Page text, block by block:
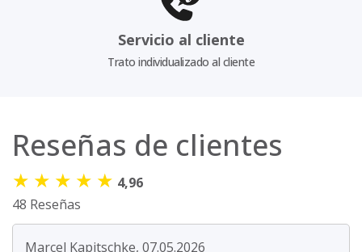
Servicio al cliente
Trato individualizado al cliente
Reseñas de clientes
★ ★ ★ ★ ★ 4,96
48 Reseñas
Marcel Kapitschke, 07.05.2026